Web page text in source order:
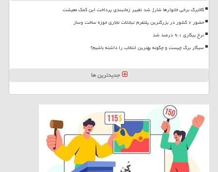
کالابرگ برخی خانوارها شارژ شد تغییر زمانبندی پرداخت این کمک معیشت
حضور ۷ کشور در بزرگترین پلتفرم تبادلات تجاری حوزه ساخت وساز
نرخ بیکاری ۹،۱ درصد شد
سیگار برگ چیست و چگونه بهترین انتخاب را داشته باشیم؟
جدیدترین ها